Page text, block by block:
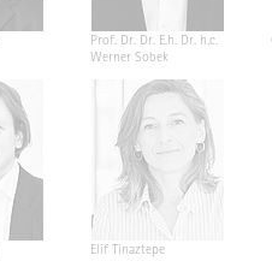
Prof. Dr. Dr. E.h. Dr. h.c.
Werner Sobek
Elif Tinaztepe